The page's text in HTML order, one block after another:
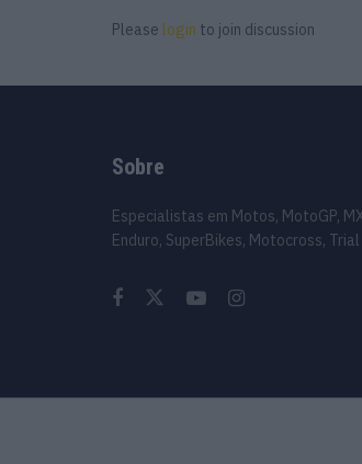
Please login to join discussion
Sobre
Especialistas em Motos, MotoGP,
Enduro, SuperBikes, Motocross, Trial